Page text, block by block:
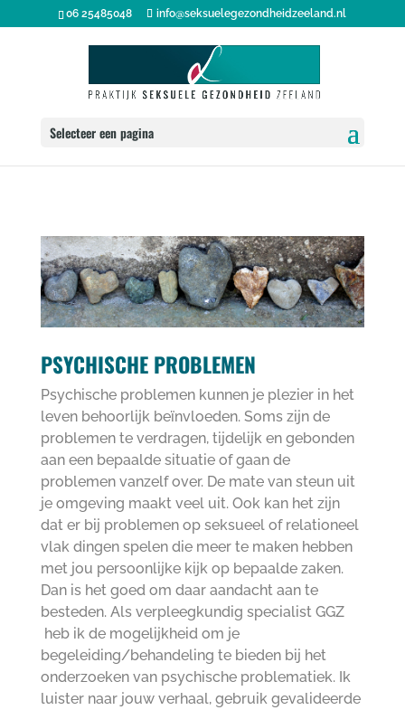
06 25485048 info@seksuelegezondheidzeeland.nl
Selecteer een pagina
PSYCHISCHE PROBLEMEN
Psychische problemen kunnen je plezier in het
leven behoorlijk beïnvloeden. Soms zijn de
problemen te verdragen, tijdelijk en gebonden
aan een bepaalde situatie of gaan de
problemen vanzelf over. De mate van steun uit
je omgeving maakt veel uit. Ook kan het zijn
dat er bij problemen op seksueel of relationeel
vlak dingen spelen die meer te maken hebben
met jou persoonlijke kijk op bepaalde zaken.
Dan is het goed om daar aandacht aan te
besteden. Als verpleegkundig specialist GGZ
heb ik de mogelijkheid om je
begeleiding/behandeling te bieden bij het
onderzoeken van psychische problematiek. Ik
luister naar jouw verhaal, gebruik gevalideerde